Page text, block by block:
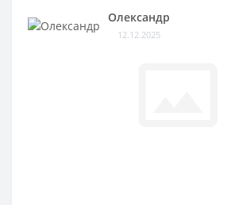
Олександр
12.12.2025